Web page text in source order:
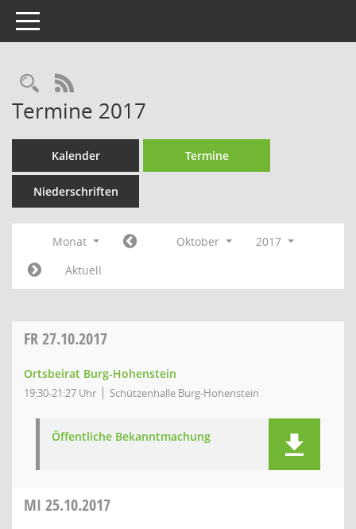
Toggle navigation
Rechercheauswahl
RSS-Feed
Termine 2017
Kalender Termine
Niederschriften
Monat Oktober
2017
Aktuell
FR27.10.2017
Ortsbeirat Burg-Hohenstein
19:30-21:27 Uhr Schützenhalle Burg-Hohenstein
Öffentliche Bekanntmachung
MI 25.10.2017